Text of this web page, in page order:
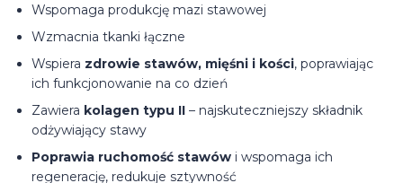
Wspomaga produkcję mazi stawowej
Wzmacnia tkanki łączne
Wspiera zdrowie stawów, mięśni i kości, poprawiając
ich funkcjonowanie na co dzień
Zawiera kolagen typu II – najskuteczniejszy składnik
odżywiający stawy
Poprawia ruchomość stawów i wspomaga ich
regenerację, redukuje sztywność